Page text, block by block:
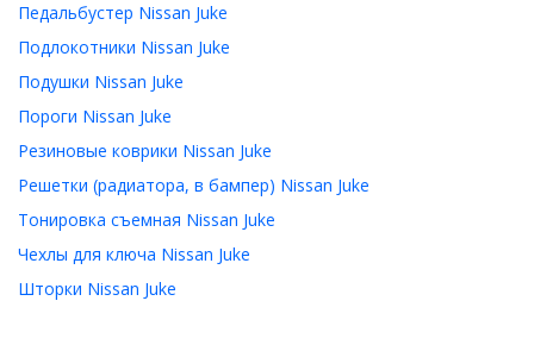
Педальбустер Nissan Juke
Подлокотники Nissan Juke
Подушки Nissan Juke
Пороги Nissan Juke
Резиновые коврики Nissan Juke
Решетки (радиатора, в бампер) Nissan Juke
Тонировка съемная Nissan Juke
Чехлы для ключа Nissan Juke
Шторки Nissan Juke